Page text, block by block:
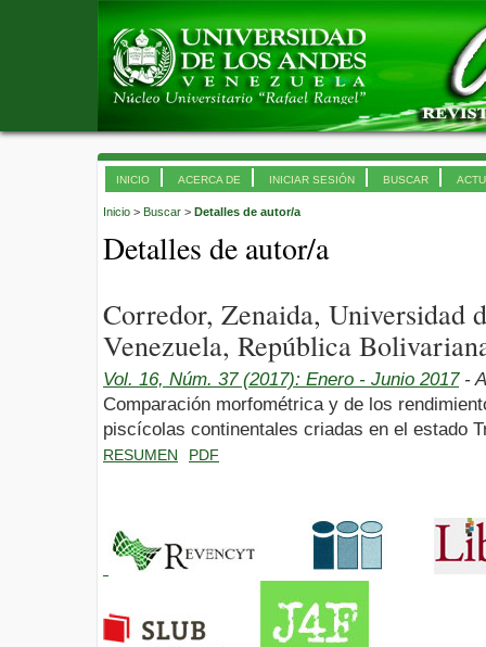
INICIO ACERCA DE INICIAR SESIÓN BUSCAR
Inicio > Buscar > Detalles de autor/a
Detalles de autor/a
Corredor, Zenaida, Universidad
Venezuela, República
Vol. 16, Núm. 37 (2017): Enero - Junio 2017-
Comparación morfométrica y de los
piscícolas continentales criadas en el estado
RESUMEN PDF